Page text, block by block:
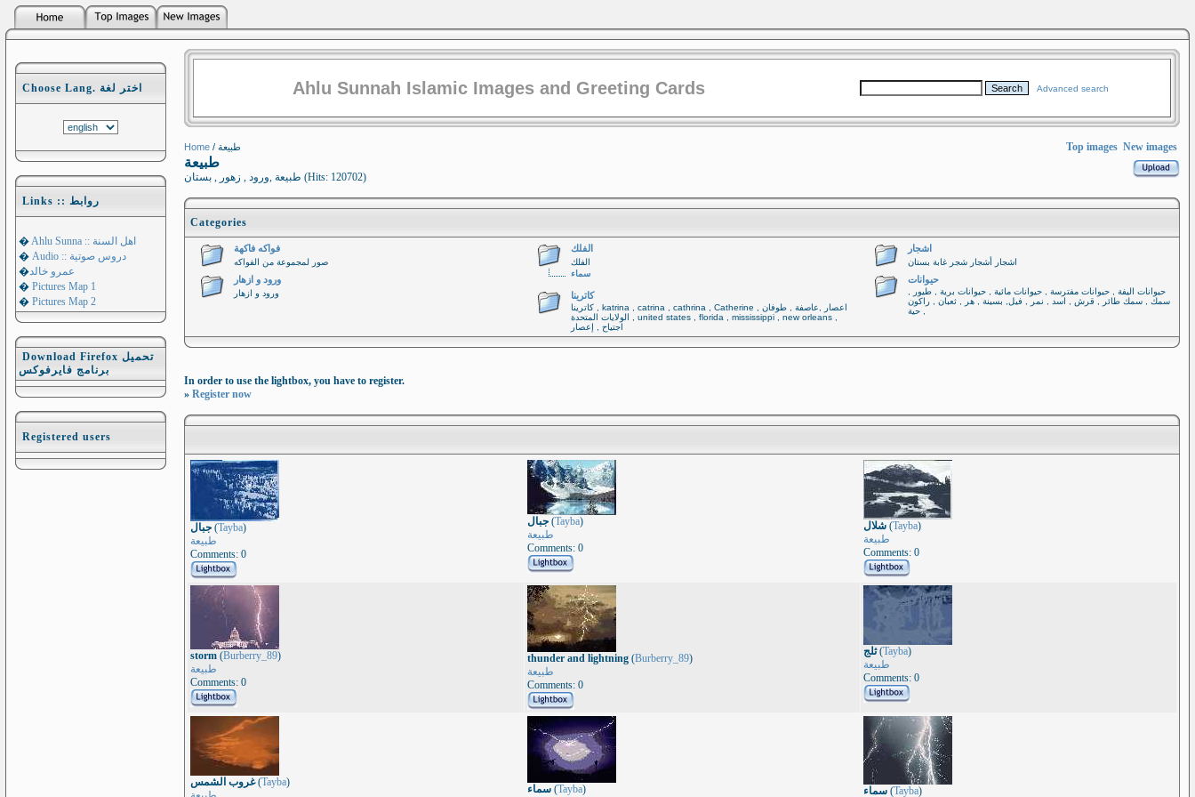
Choose Lang. اختر لغة
Links :: روابط
�
Ahlu Sunna :: اهل السنة
�
Audio :: دروس صوتية
�عمرو خالد
� Pictures Map 1
� Pictures Map 2
Download Firefox تحميل
برنامج فايرفوكس
Registered users
Ahlu Sunnah Islamic Images and Greeting Cards Advanced search
Home / طبيعة Top images New images
طبيعة
طبيعة ,ورود , زهور , بستان (Hits: 120702)
Categories
فواكه فاكهة
صور لمجموعة من الفواكه
ورود و ازهار
ورود و ازهار
الفلك
الفلك
سماء
كاترينا
كاترينا , katrina , catrina , cathrina , Catherine اعصار ,عاصفة , طوفان ,
الولايات المتحدة , united states , florida , mississippi , new orleans ,
اجتياح , إعصار
اشجار
اشجار أشجار شجر غابة بستان
حيوانات
حيوانات اليفة , حيوانات مفترسة , حيوانات مائية , حيوانات برية , طيور ,
سمك , سمك طائر , قرش , اسد , نمر , فيل, بسينة , هر , ثعبان , راكون
, حية
In order to use the lightbox, you have to register.
» Register now
جبال (Tayba)
طبيعة
Comments: 0
جبال (Tayba)
طبيعة
Comments: 0
شلال (Tayba)
طبيعة
Comments: 0
storm (Burberry_89)
طبيعة
Comments: 0
thunder and lightning (Burberry_89)
طبيعة
Comments: 0
ثلج(Tayba)
طبيعة
Comments: 0
غروب الشمس(Tayba)
سماء (Tayba)
سماء (Tayba)